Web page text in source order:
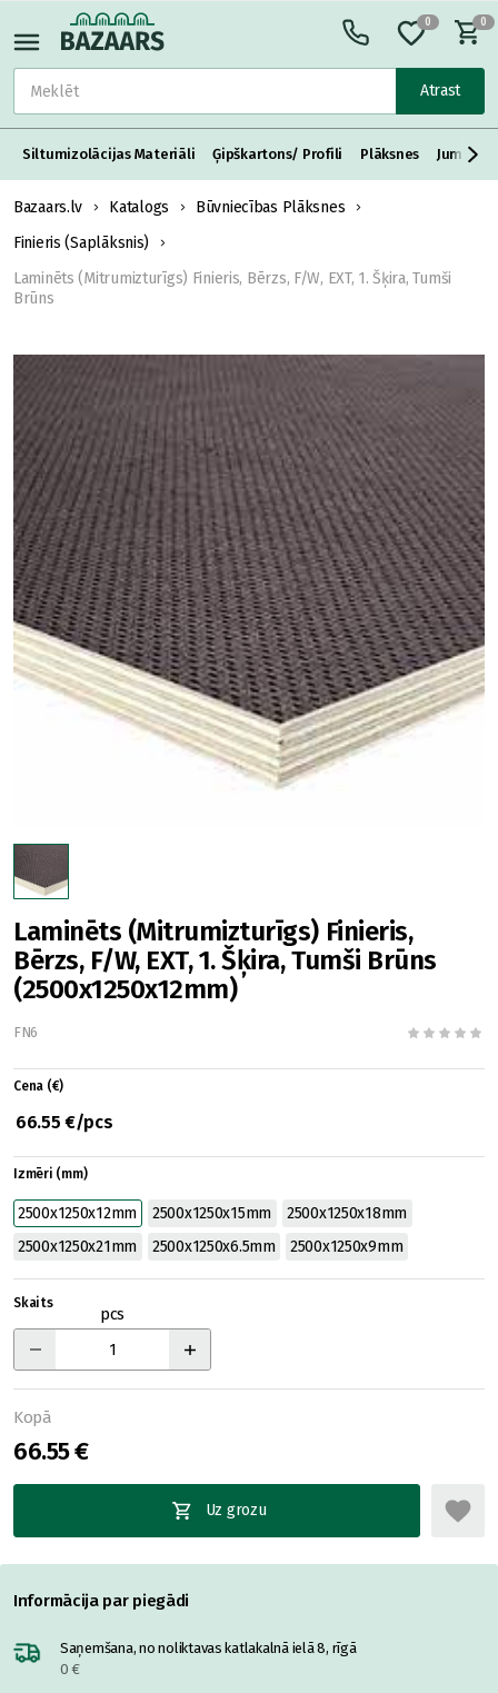
Atrast
0 0
Siltumizolācijas Materiāli Ģipškartons/ Profili Plāksnes Jumta
Bazaars.lv Katalogs
Būvniecības Plāksnes
Finieris (Saplāksnis)
Laminēts (Mitrumizturīgs) Finieris, Bērzs, F/W, EXT, 1. Šķira, Tumši
Brūns
Laminēts (Mitrumizturīgs) Finieris,
Bērzs, F/W, EXT, 1. Šķira, Tumši Brūns
(2500x1250x12mm)
FN6
Cena (€)
66.55 €/pcs
Izmēri (mm)
2500x1250x12mm 2500x1250x15mm
2500x1250x18mm
2500x1250x21mm
2500x1250x6.5mm 2500x1250x9mm
Skaits
pcs
Kopā
66.55 €
Uz grozu
Informācija par piegādi
Saņemšana, no noliktavas katlakalnā ielā 8, rīgā
0 €